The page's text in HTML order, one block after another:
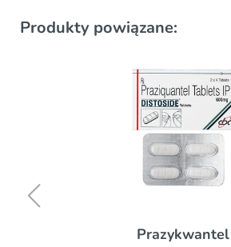
Produkty powiązane:
Prazykwantel